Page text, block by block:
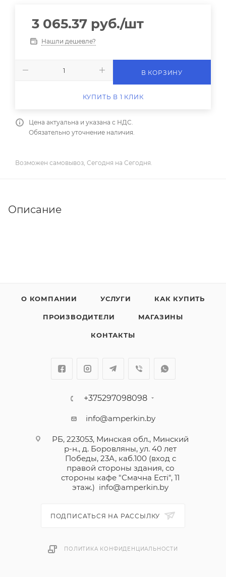
3 065.37 руб./шт
Нашли дешевле?
В КОРЗИНУ
КУПИТЬ В 1 КЛИК
Цена актуальна и указана с НДС.
Обязательно уточнение наличия.
Возможен самовывоз, Сегодня на Сегодня.
Описание
О КОМПАНИИ УСЛУГИ КАК КУПИТЬ
ПРОИЗВОДИТЕЛИ МАГАЗИНЫ
КОНТАКТЫ
+375297098098
info@amperkin.by
РБ, 223053, Минская обл., Минский
р-н., д. Боровляны, ул. 40 лет
Победы, 23А, каб.100 (вход с
правой стороны здания, со
стороны кафе "Смачна Естi", 11
этаж.) info@amperkin.by
ПОДПИСАТЬСЯ НА РАССЫЛКУ
ПОЛИТИКА КОНФИДЕНЦИАЛЬНОСТИ